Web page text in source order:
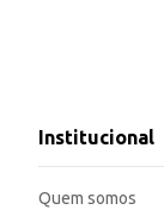
conhecido e
Institucional
Quem somos